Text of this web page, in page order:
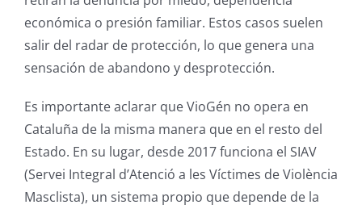
económica o presión familiar. Estos casos suelen
salir del radar de protección, lo que genera una
sensación de abandono y desprotección.
Es importante aclarar que VioGén no opera en
Cataluña de la misma manera que en el resto del
Estado. En su lugar, desde 2017 funciona el SIAV
(Servei Integral d’Atenció a les Víctimes de Violència
Masclista), un sistema propio que depende de la